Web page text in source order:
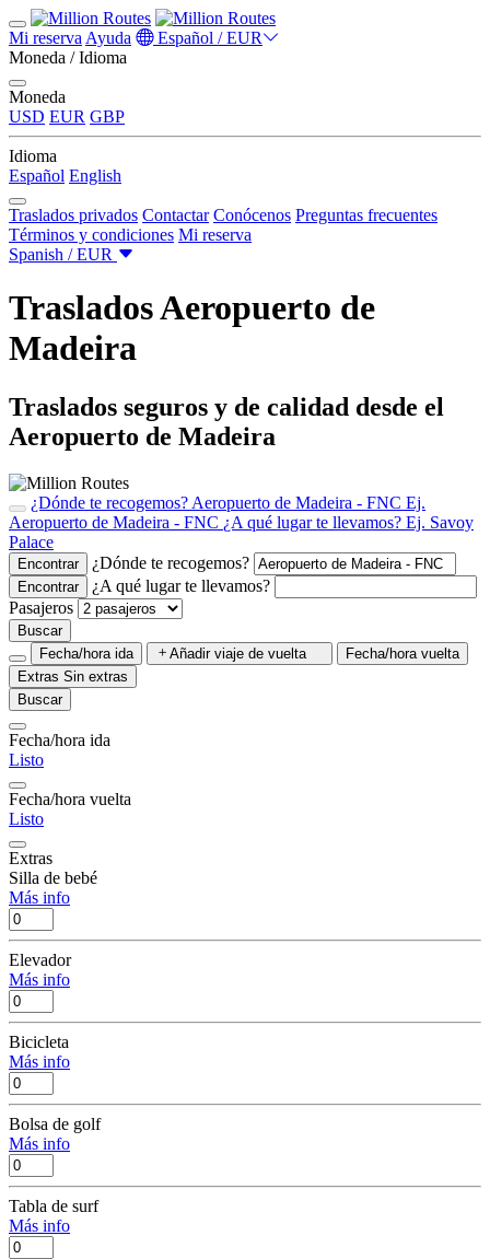
Mi reserva Ayuda
Español / EUR
Moneda / Idioma
Moneda
USD EUR GBP
Idioma
Español English
Traslados privados Contactar Conócenos Preguntas frecuentes
Términos y condiciones Mi reserva
Spanish / EUR
Traslados Aeropuerto de
Madeira
Traslados seguros y de calidad desde el
Aeropuerto de Madeira
¿Dónde te recogemos? Aeropuerto de Madeira - FNC Ej.
Aeropuerto de Madeira - FNC ¿A qué lugar te llevamos? Ej. Savoy
Palace
Encontrar ¿Dónde te recogemos?
Encontrar
¿A qué lugar te llevamos?
Pasajeros
Buscar
Fecha/hora ida
Añadir viaje de vuelta
Fecha/hora vuelta
Extras Sin extras
Buscar
Fecha/hora ida
Listo
Fecha/hora vuelta
Listo
Extras
Silla de bebé
Más info
Elevador
Más info
Bicicleta
Más info
Bolsa de golf
Más info
Tabla de surf
Más info